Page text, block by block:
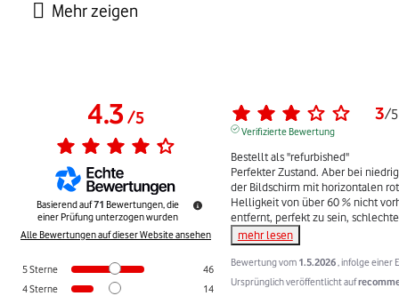
4.3/5
Basierend auf71 Bewertungen, die
einer Prüfung unterzogen wurden
Alle Bewertungen auf dieser Website ansehen
5Sterne
46
4Sterne
14
3/5
Verifizierte Bewertung
Bestellt als "refurbished"
Perfekter Zustand. Aber bei
der Bildschirm mit horizontalen
Helligkeit von über 60 % nicht
entfernt, perfekt zu sein,
mehr lesen
Bewertung vom 1.5.2026 , infolge einer
Ursprünglich veröffentlicht auf